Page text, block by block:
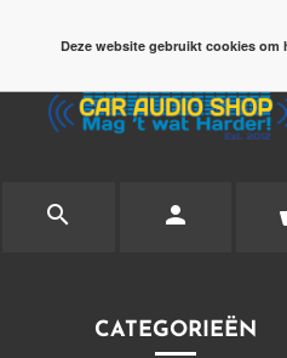
 
CATEGORIEËN
Deze website gebruikt cookies om